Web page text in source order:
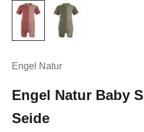
Engel Natur
Engel Natur Baby
Seide